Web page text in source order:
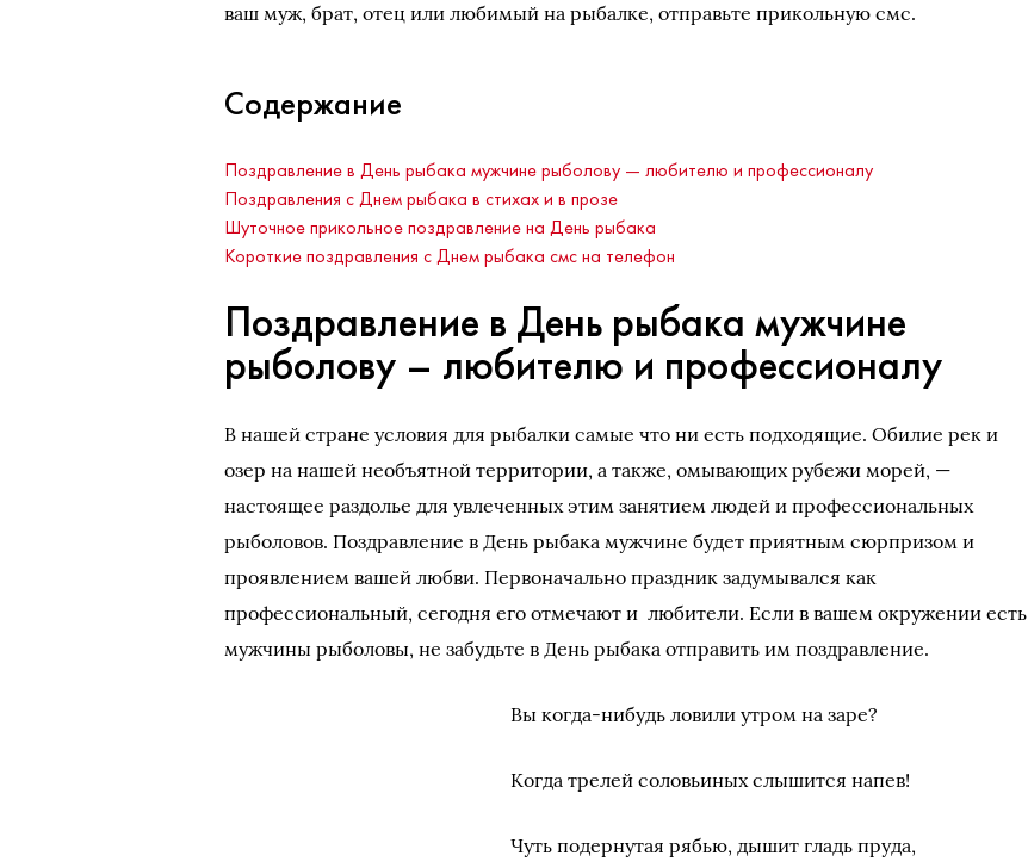
ваш муж, брат, отец или любимый на рыбалке, отправьте прикольную смс.
Содержание
Поздравление в День рыбака мужчине рыболову — любителю и профессионалу
Поздравления с Днем рыбака в стихах и в прозе
Шуточное прикольное поздравление на День рыбака
Короткие поздравления с Днем рыбака смс на телефон
Поздравление в День рыбака мужчине
рыболову – любителю и профессионалу
В нашей стране условия для рыбалки самые что ни есть подходящие. Обилие рек и
озер на нашей необъятной территории, а также, омывающих рубежи морей, —
настоящее раздолье для увлеченных этим занятием людей и профессиональных
рыболовов. Поздравление в День рыбака мужчине будет приятным сюрпризом и
проявлением вашей любви. Первоначально праздник задумывался как
профессиональный, сегодня его отмечают и любители. Если в вашем окружении есть
мужчины рыболовы, не забудьте в День рыбака отправить им поздравление.
Вы когда-нибудь ловили утром на заре?
Когда трелей соловьиных слышится напев!
Чуть подернутая рябью, дышит гладь пруда,